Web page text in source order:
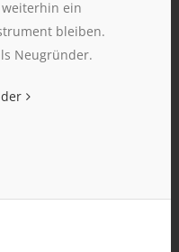
ein
bleiben.
Neugründer.